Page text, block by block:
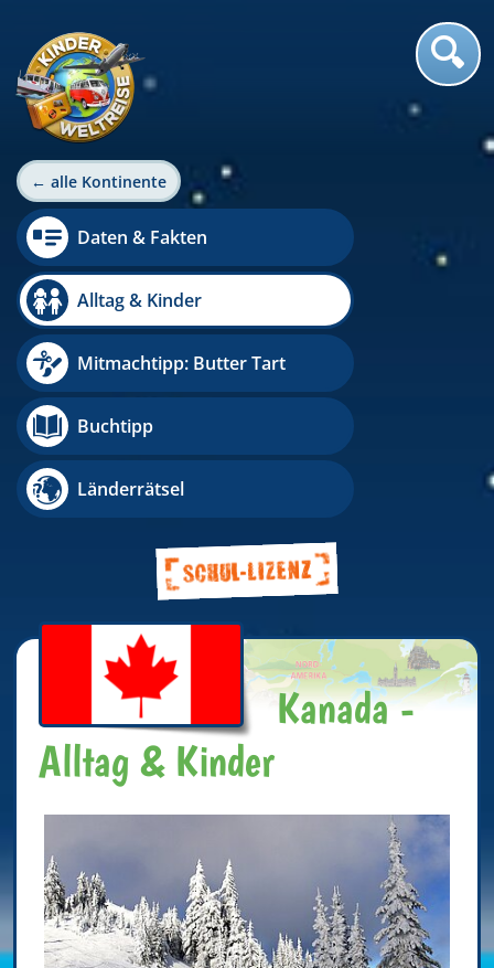
← alle Kontinente
Daten & Fakten
Alltag & Kinder
Mitmachtipp: Butter Tart
Buchtipp
Länderrätsel
Kanada -
Alltag & Kinder